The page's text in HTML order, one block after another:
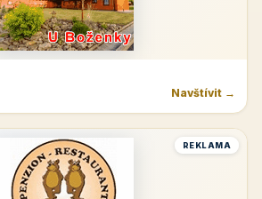
Navštívit →
REKLAMA